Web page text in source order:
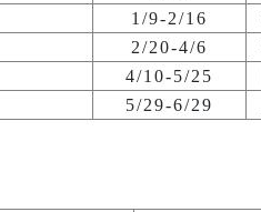
1/9-2/16
2/20-4/6
4/10-5/25
5/29-6/29